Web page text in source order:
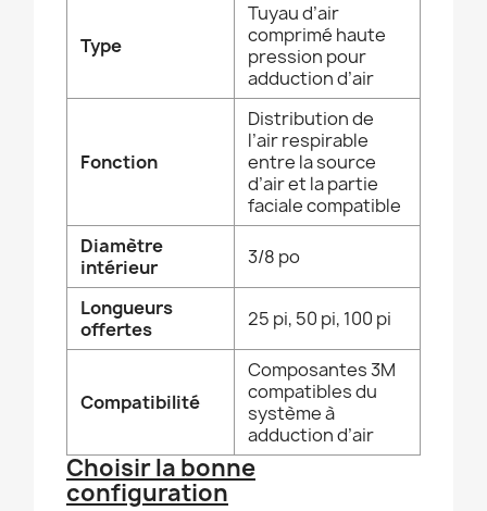
Type
Tuyau d’air
comprimé haute
pression pour
adduction d’air
Fonction
Distribution de
l’air respirable
entre la source
d’air et la partie
faciale compatible
Diamètre
intérieur
3/8 po
Longueurs
offertes
25 pi, 50 pi, 100 pi
Compatibilité
Composantes 3M
compatibles du
système à
adduction d’air
Choisir la bonne
configuration